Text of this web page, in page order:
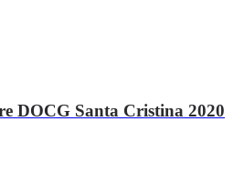
DOCG Santa Cristina 2020